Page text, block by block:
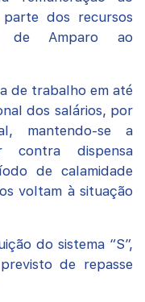
dos recursos
de Amparo ao
de trabalho em até
dos salários, por
mantendo-se a
contra dispensa
de calamidade
voltam à situação
do sistema “S”,
de repasse